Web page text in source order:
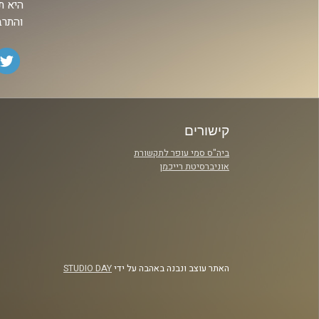
היא
קישורים
ביה"ס סמי עופר לתקשורת
אוניברסיטת רייכמן
האתר עוצב ונבנה באהבה על ידיSTUDIO DAY